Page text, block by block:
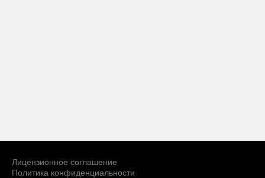
Лицензионное соглашение
Политика конфиденциальности